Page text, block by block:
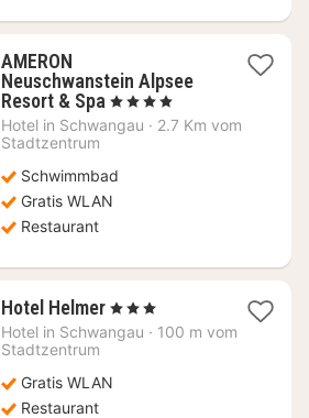
AMERON
Neuschwanstein Alpsee
Resort & Spa 1
Nacht
ab
€
, 4 Sterne
Hotel in Schwangau · 2.7 Km vom
Stadtzentrum
Schwimmbad
Gratis WLAN
Restaurant
Hotel Helmer1
Nacht
ab
€
, 3 Sterne
Hotel in Schwangau · 100 m vom
Stadtzentrum
Gratis WLAN
Restaurant